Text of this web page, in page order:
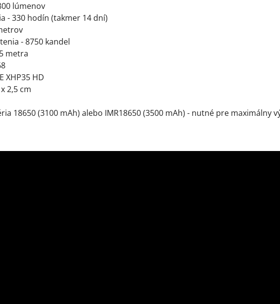
lúmenov
- 330 hodín (takmer 14 dní)
- 8750 kandel
metra
XHP35 HD
2,5 cm
18650 (3100 mAh) alebo IMR18650 (3500 mAh) - nutné pre maximálny